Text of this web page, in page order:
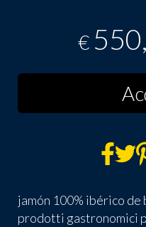
€
jamón 100% ibérico
prodotti gastronomici